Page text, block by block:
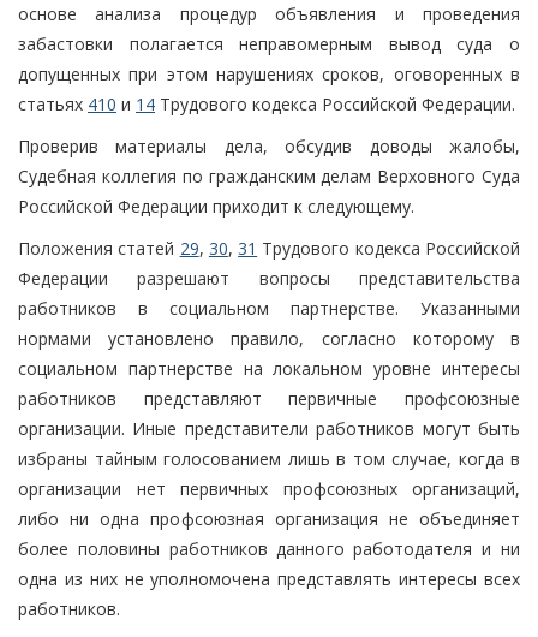
основе анализа процедур объявления и проведения
забастовки полагается неправомерным вывод суда о
допущенных при этом нарушениях сроков, оговоренных в
статьях 410 и 14 Трудового кодекса Российской Федерации.
Проверив материалы дела, обсудив доводы жалобы,
Судебная коллегия по гражданским делам Верховного Суда
Российской Федерации приходит к следующему.
Положения статей 29, 30,31 Трудового кодекса Российской
Федерации разрешают вопросы представительства
работников в социальном партнерстве. Указанными
нормами установлено правило, согласно которому в
социальном партнерстве на локальном уровне интересы
работников представляют первичные профсоюзные
организации. Иные представители работников могут быть
избраны тайным голосованием лишь в том случае, когда в
организации нет первичных профсоюзных организаций,
либо ни одна профсоюзная организация не объединяет
более половины работников данного работодателя и ни
одна из них не уполномочена представлять интересы всех
работников.